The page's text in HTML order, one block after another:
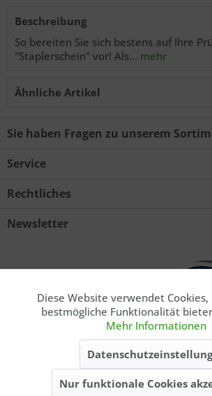
genommen.. *
Senden
Beschreibung
So bereiten Sie sich bestens auf Ihre
"Staplerschein" vor! Als... mehr
Ähnliche Artikel
Sie haben Fragen zu unserem
Service
Rechtliches
Newsletter
* Privatkunde. Alle Preise inkl. gesetzl.
Versandkosten, wenn nicht
Deutschlands, Lieferzeiten für andere Länder
Funktionale
Tracking
Diese Website verwendet
bestmögliche Funktionalität
Mehr Informationen
Nur funktionale Cookies